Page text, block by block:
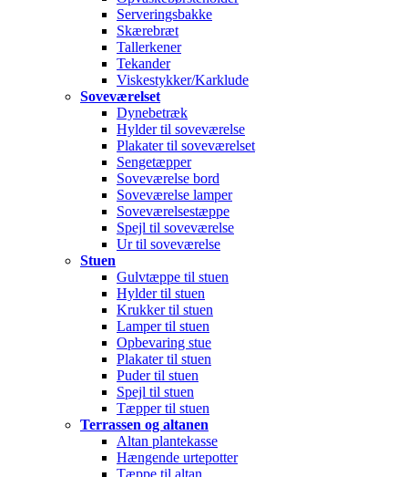
Serveringsbakke
Skærebræt
Tallerkener
Tekander
Viskestykker/Karklude
Soveværelset
Dynebetræk
Hylder til soveværelse
Plakater til soveværelset
Sengetæpper
Soveværelse bord
Soveværelse lamper
Soveværelsestæppe
Spejl til soveværelse
Ur til soveværelse
Stuen
Gulvtæppe til stuen
Hylder til stuen
Krukker til stuen
Lamper til stuen
Opbevaring stue
Plakater til stuen
Puder til stuen
Spejl til stuen
Tæpper til stuen
Terrassen og altanen
Altan plantekasse
Hængende urtepotter
Tæppe til altan